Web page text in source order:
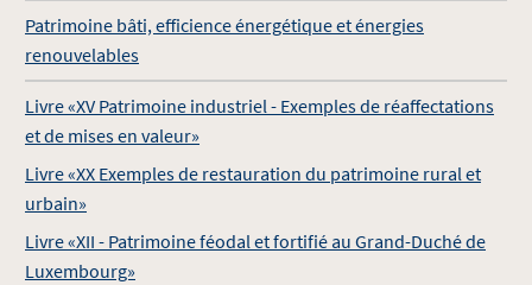
Patrimoine bâti, efficience énergétique et énergies
renouvelables
Livre «XV Patrimoine industriel - Exemples de réaffectations
et de mises en valeur»
Livre «XX Exemples de restauration du patrimoine rural et
urbain»
Livre «XII - Patrimoine féodal et fortifié au Grand-Duché de
Luxembourg»